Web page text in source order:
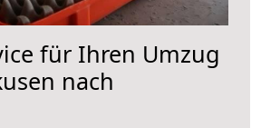
für Ihren Umzug
nach